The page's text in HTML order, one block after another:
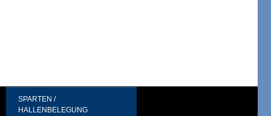
SPARTEN /
HALLENBELEGUNG